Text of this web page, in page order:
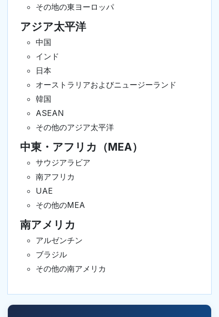
その地の東ヨーロッパ
アジア太平洋
中国
インド
日本
オーストラリアおよびニュージーランド
韓国
ASEAN
その他のアジア太平洋
中東・アフリカ（MEA）
サウジアラビア
南アフリカ
UAE
その他のMEA
南アメリカ
アルゼンチン
ブラジル
その他の南アメリカ